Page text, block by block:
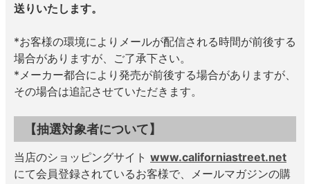
送りいたします。
*お客様の環境によりメールが配信される時間が前後する
場合がありますが、ご了承下さい。
*メーカー都合により発売が前後する場合がありますが、
その場合は追記させていただきます。
【抽選対象者について】
当店のショッピングサイト www.californiastreet.net
にて会員登録されているお客様で、メールマガジンの購